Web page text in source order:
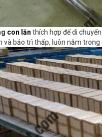
con lăn thích hợp để di
và bảo trì thấp, luôn nằm